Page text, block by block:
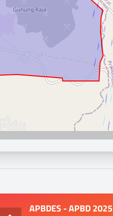
APBDES - APBD 2025